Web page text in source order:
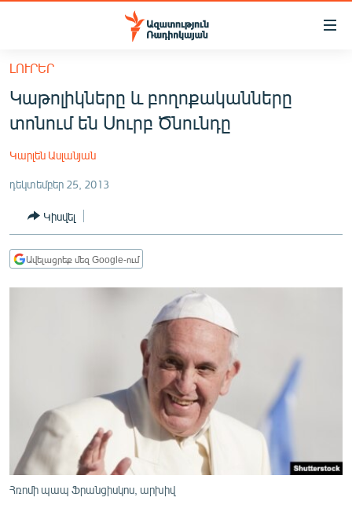
Մատչելիության
հիմնական
բովանդակությանը
Անցնել
հիմնական
մենյուին
ՀԱՅԱՍՏԱՆ
ԸՆՏՐՈՒԹՅՈՒՆՆԵՐ 2026
ԻՐԱՎՈՒՆՔ
ՀԱՍԱՐԱԿՈՒԹՅՈՒՆ
ՏՆՏԵՍՈՒԹՅՈՒՆ
ՊԱՏԵՐԱԶՄԻ 6 ՇԱԲԱԹՆԵՐԸ
ՍՊՈՐՏ
ՄԵԿՆԱԲԱՆՈՒԹՅՈՒՆ
ՏՏ ԵՒ ԻՆՏԵՐՆԵՏ
ԼՈՒՐԵՐ
Կաթոլիկները և բողոքականները
տոնում են Սուրբ Ծնունդը
Կարլեն Ասլանյան
դեկտեմբեր 25, 2013
Կիսվել
Ավելացրեք մեզ Google-ում
Հռոմի պապ Ֆրանցիսկոս, արխիվ